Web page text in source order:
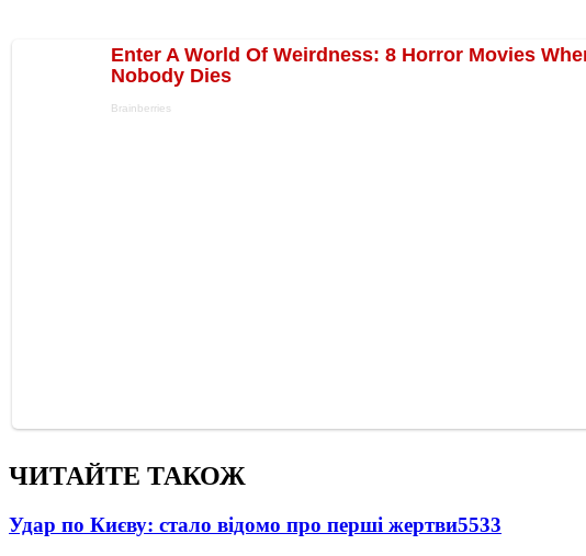
ЧИТАЙТЕ ТАКОЖ
Удар по Києву: стало відомо про перші жертви5533